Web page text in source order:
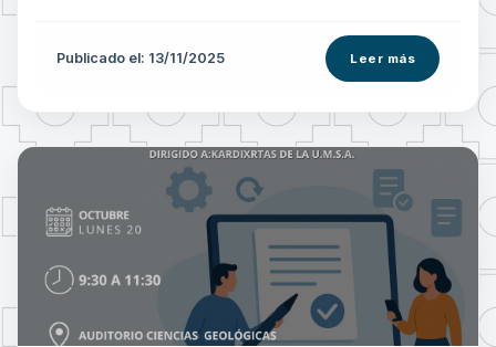
Publicado el: 13/11/2025 Leer más